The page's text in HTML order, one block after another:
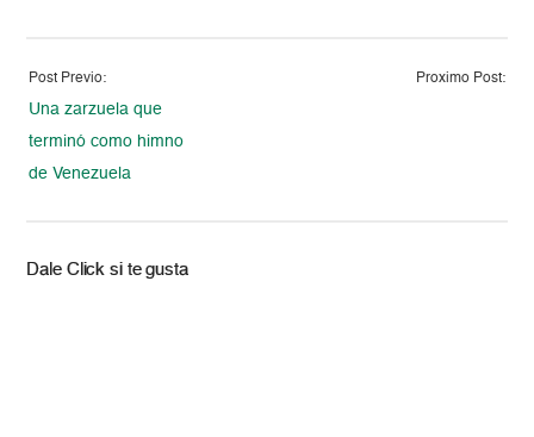
Post Previo:
Una zarzuela que
terminó como himno
de Venezuela
Proximo Post:
Dale Click si te gusta